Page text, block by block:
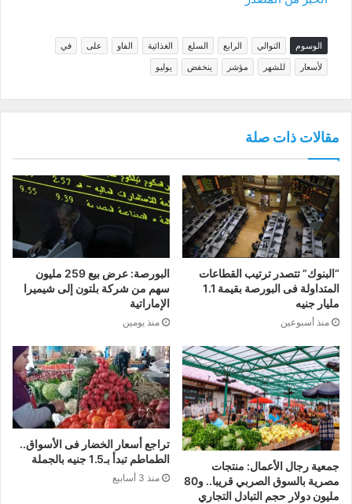
الوسوم التوالي الرابع السلع الغذائية الفاو على
في
لأسعار
للشهر مؤشر ينخفض يوليو
مقالات ذات صلة
“البنوك” تتصدر ترتيب القطاعات
المتداولة فى البورصة بقيمة 1.1
مليار جنيه
منذ أسبوعين
البورصة: عرض بيع 259 مليون
سهم من شركة بلتون إلى شيميرا
الإماراتية
منذ يومين
جمعية رجال الأعمال: منتجات
مصرية بالسوق الصربي قريبا.. و80
مليون دولار حجم التبادل التجاري
تراجع أسعار الخضار فى الأسواق..
الطماطم تبدأ بـ1.5 جنيه بالجملة
منذ 3 أسابيع